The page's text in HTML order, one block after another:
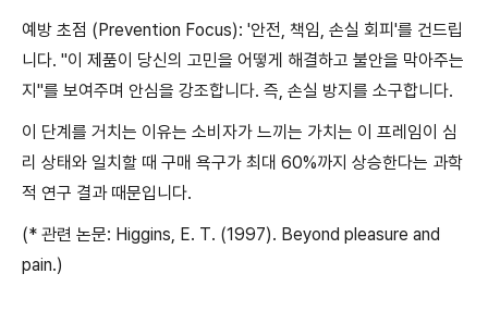
예방 초점 (Prevention Focus): '안전, 책임, 손실 회피'를 건드립
니다. "이 제품이 당신의 고민을 어떻게 해결하고 불안을 막아주는
지"를 보여주며 안심을 강조합니다. 즉, 손실 방지를 소구합니다.
이 단계를 거치는 이유는 소비자가 느끼는 가치는 이 프레임이 심
리 상태와 일치할 때 구매 욕구가 최대 60%까지 상승한다는 과학
적 연구 결과 때문입니다.
(* 관련 논문: Higgins, E. T. (1997). Beyond pleasure and
pain.)